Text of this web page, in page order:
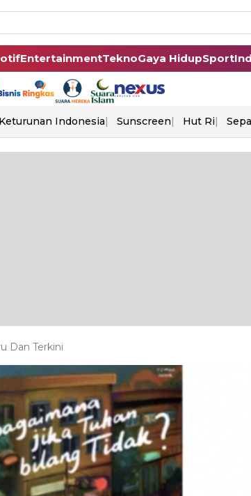
EntertainmentTeknoGaya HidupSport
Indonesia Sunscreen Hut Ri
Dan Terkini